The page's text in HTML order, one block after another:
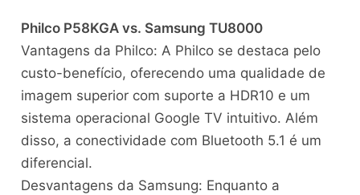
Philco P58KGA vs. Samsung TU8000
Vantagens da Philco: A Philco se destaca pelo
custo-benefício, oferecendo uma qualidade de
imagem superior com suporte a HDR10 e um
sistema operacional Google TV intuitivo. Além
disso, a conectividade com Bluetooth 5.1 é um
diferencial.
Desvantagens da Samsung: Enquanto a